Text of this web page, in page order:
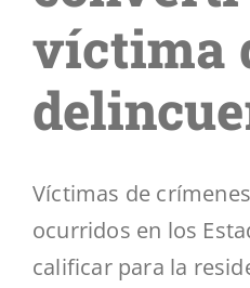
víctima
Víctimas de
ocurridos en los
calificar para la